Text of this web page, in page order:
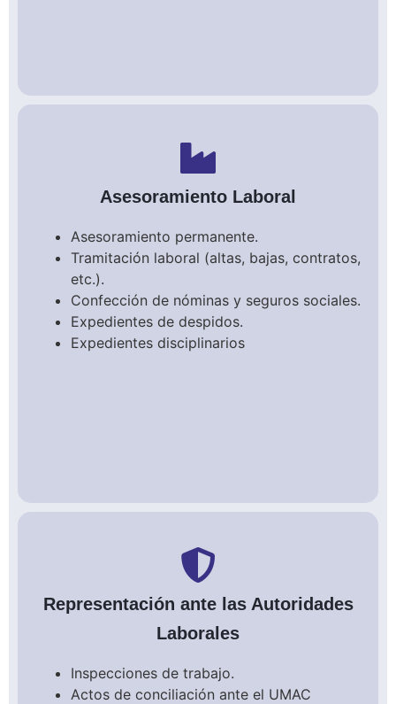
Asesoramiento Laboral
Asesoramiento permanente.
Tramitación laboral (altas, bajas, contratos,
etc.).
Confección de nóminas y seguros sociales.
Expedientes de despidos.
Expedientes disciplinarios
Representación ante las Autoridades
Laborales
Inspecciones de trabajo.
Actos de conciliación ante el UMAC